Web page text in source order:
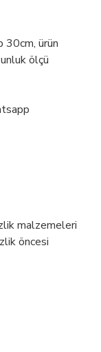
30cm, ürün
ölçü
malzemeleri
öncesi